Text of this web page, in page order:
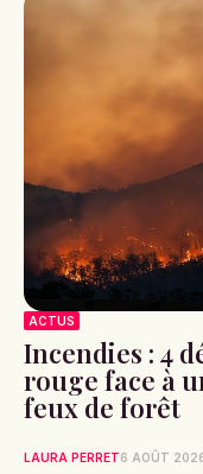
ACTUS
Incendies : 4
rouge face à
feux de forêt
LAURA PERRET6 AOÛT